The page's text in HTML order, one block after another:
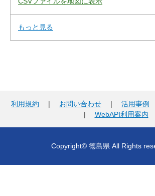
もっと見る
利用規約 | お問い合わせ | 活用事例
| WebAPI利用案内
Copyright© 徳島県 All Rights